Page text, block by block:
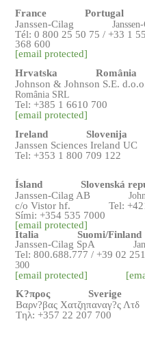
France
Portugal
Janssen-Cilag
Tél: 0 800 25 50 75 / +33 1
368 600
[email protected]
Hrvatska
România
Johnson & Johnson S.E.
România SRL
Tel: +385 1 6610 700
[email protected]
Ireland
Slovenija
Janssen Sciences Ireland UC
Tel: +353 1 800 709 122
Ísland
Slovenská
Janssen-Cilag AB
c/o Vistor hf.
Tel:
Sími: +354 535 7000
[email protected]
Italia
Suomi/Finland
Janssen-Cilag SpA
Tel: 800.688.777 / +39 02
300
[email protected]
Κ?προς
Sverige
Βαρν?βας Χατζηπαναγ?ς Λτδ
Tηλ: +357 22 207 700